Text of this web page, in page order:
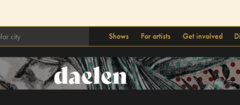
Shows For artists Get involved
daelen